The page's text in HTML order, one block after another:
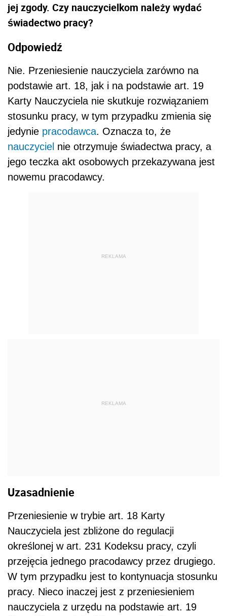
jej zgody. Czy nauczycielkom należy wydać
świadectwo pracy?
Odpowiedź
Nie. Przeniesienie nauczyciela zarówno na
podstawie art. 18, jak i na podstawie art. 19
Karty Nauczyciela nie skutkuje rozwiązaniem
stosunku pracy, w tym przypadku zmienia się
jedynie pracodawca. Oznacza to, że
nauczyciel nie otrzymuje świadectwa pracy, a
jego teczka akt osobowych przekazywana jest
nowemu pracodawcy.
REKLAMA
REKLAMA
Uzasadnienie
Przeniesienie w trybie art. 18 Karty
Nauczyciela jest zbliżone do regulacji
określonej w art. 231 Kodeksu pracy, czyli
przejęcia jednego pracodawcy przez drugiego.
W tym przypadku jest to kontynuacja stosunku
pracy. Nieco inaczej jest z przeniesieniem
nauczyciela z urzędu na podstawie art. 19